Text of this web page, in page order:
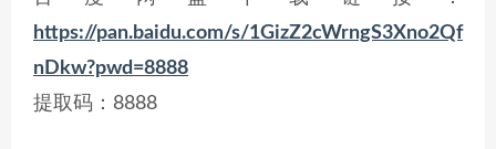
https://pan.baidu.com/s/1GizZ2cWrngS3Xno2Qf
nDkw?pwd=8888
提取码：8888